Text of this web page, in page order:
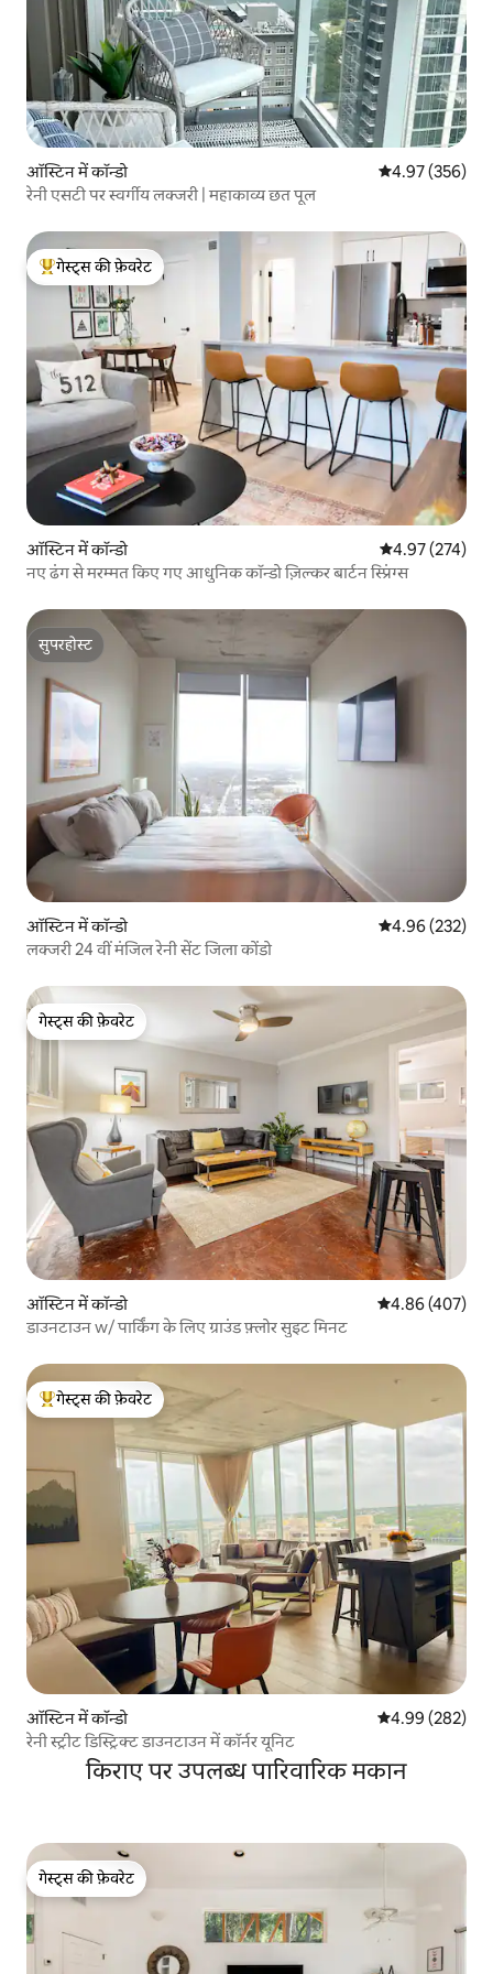
ऑस्टिन में कॉन्डो औसत रेटिंग 5 में से
4.97 (356)
रेनी एसटी पर स्वर्गीय लक्जरी | महाकाव्य छत पूल
गेस्ट्स का टॉप फ़ेवरेट
गेस्ट्स की फ़ेवरेट
ऑस्टिन में कॉन्डो औसत रेटिंग 5 में से
4.97 (274)
नए ढंग से मरम्मत किए गए आधुनिक कॉन्डो ज़िल्कर बार्टन स्प्रिंग्स
सुपरहोस्ट
सुपरहोस्ट
ऑस्टिन में कॉन्डो औसत रेटिंग 5 में से
4.96 (232)
लक्जरी 24 वीं मंजिल रेनी सेंट जिला कोंडो
गेस्ट्स की फ़ेवरेट
गेस्ट्स की फ़ेवरेट
ऑस्टिन में कॉन्डो औसत रेटिंग 5 में से
4.86 (407)
डाउनटाउन w/ पार्किंग के लिए ग्राउंड फ़्लोर सुइट मिनट
गेस्ट्स का टॉप फ़ेवरेट
गेस्ट्स की फ़ेवरेट
ऑस्टिन में कॉन्डो औसत रेटिंग 5 में से
4.99 (282)
रेनी स्ट्रीट डिस्ट्रिक्ट डाउनटाउन में कॉर्नर यूनिट
किराए पर उपलब्ध पारिवारिक मकान
गेस्ट्स की फ़ेवरेट
गेस्ट्स की फ़ेवरेट